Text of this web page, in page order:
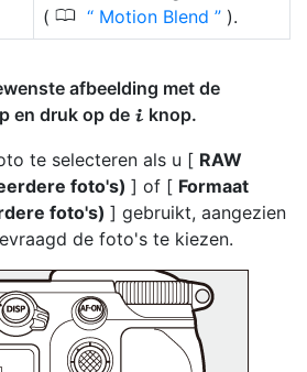
( 0 Motion Blend ).
afbeelding met de
en druk op de i knop.
te selecteren als u [ RAW
foto's) ] of [ Formaat
foto's) ] gebruikt, aangezien
de foto's te kiezen.